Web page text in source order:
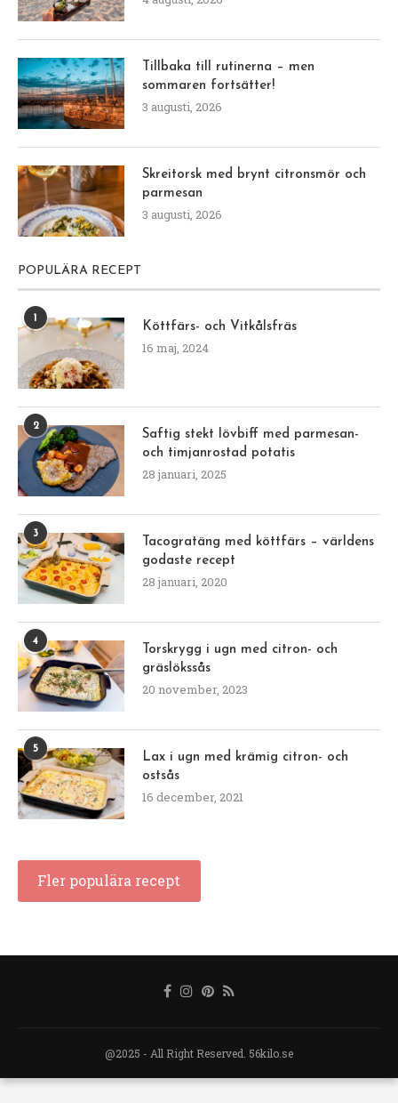
Tillbaka till rutinerna – men
sommaren fortsätter!
3 augusti, 2026
Skreitorsk med brynt citronsmör och
parmesan
3 augusti, 2026
POPULÄRA RECEPT
1
Köttfärs- och Vitkålsfräs
16 maj, 2024
2
Saftig stekt lövbiff med parmesan-
och timjanrostad potatis
28 januari, 2025
3
Tacogratäng med köttfärs – världens
godaste recept
28 januari, 2020
4
Torskrygg i ugn med citron- och
gräslökssås
20 november, 2023
5
Lax i ugn med krämig citron- och
ostsås
16 december, 2021
Fler populära recept
@2025 - All Right Reserved. 56kilo.se